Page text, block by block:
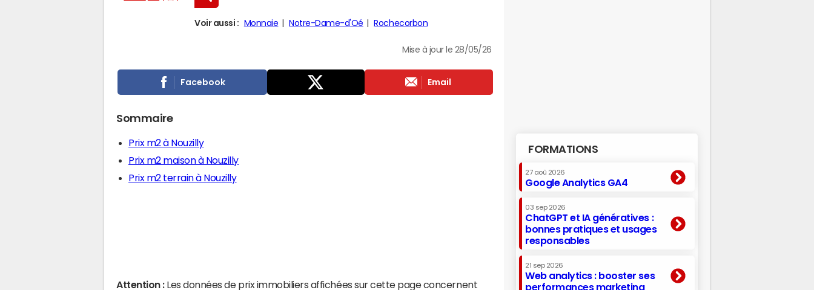
Voir aussi : Monnaie Notre-Dame-d'Oé Rochecorbon
Mise à jour le 28/05/26
Facebook Email
Sommaire
Prix m2 à Nouzilly
Prix m2 maison à Nouzilly
Prix m2 terrain à Nouzilly
Attention : Les données de prix immobiliers affichées sur cette page concernent
FORMATIONS
27 aoû 2026
Google Analytics GA4
03 sep 2026
ChatGPT et IA génératives :
bonnes pratiques et usages
responsables
21 sep 2026
Web analytics : booster ses
performances marketing